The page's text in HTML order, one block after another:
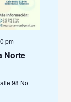
Norte
pm
98 No